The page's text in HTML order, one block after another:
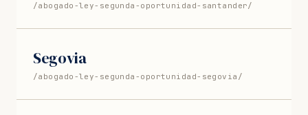
/abogado-ley-segunda-oportunidad-santander/
Segovia
/abogado-ley-segunda-oportunidad-segovia/